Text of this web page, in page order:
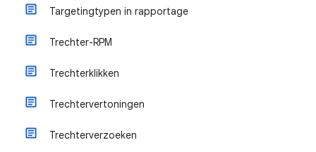
Targetingtypen in rapportage
Trechter-RPM
Trechterklikken
Trechtervertoningen
Trechterverzoeken